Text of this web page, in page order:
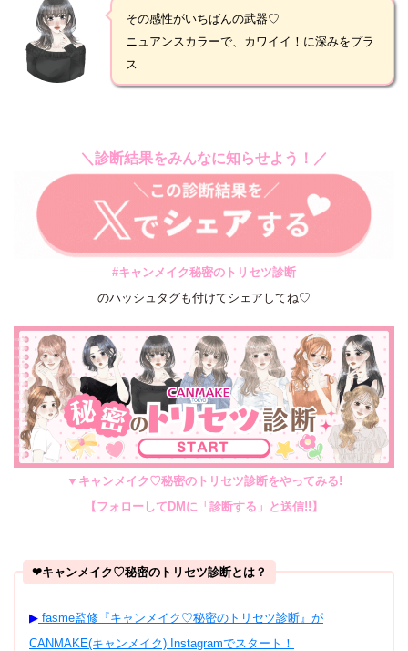
その感性がいちばんの武器♡
ニュアンスカラーで、カワイイ！に深みをプラ
ス
＼診断結果をみんなに知らせよう！／
#キャンメイク秘密のトリセツ診断
のハッシュタグも付けてシェアしてね♡
▼キャンメイク♡秘密のトリセツ診断をやってみる!
【フォローしてDMに「診断する」と送信!!】
❤︎キャンメイク♡秘密のトリセツ診断とは？
▶︎ fasme監修『キャンメイク♡秘密のトリセツ診断』が
CANMAKE(キャンメイク) Instagramでスタート！